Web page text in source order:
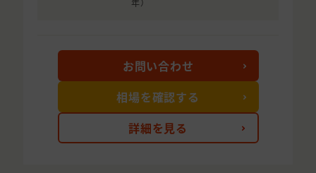
年）
詳細を見る
お問い合わせ
相場を確認する